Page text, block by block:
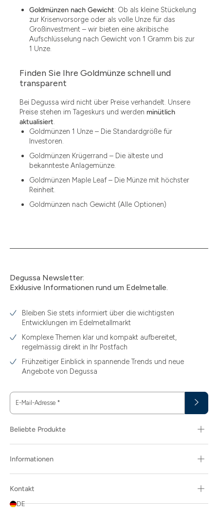
1.49
1.87
12.15
13.77
15.55
15.60
3.05
3.11
3.12
3.44
3.58
3.66
30
Goldmünzen nach Gewicht: Ob als kleine Stückelung
zur Krisenvorsorge oder als volle Unze für das
Großinvestment – wir bieten eine akribische
Aufschlüsselung nach Gewicht von 1 Gramm bis zur
1 Unze.
Finden Sie Ihre Goldmünze schnell und
transparent
Bei Degussa wird nicht über Preise verhandelt. Unsere
Preise stehen im Tageskurs und werden minütlich
aktualisiert.
Goldmünzen 1 Unze – Die Standardgröße für
Investoren.
Goldmünzen Krügerrand – Die älteste und
bekannteste Anlagemünze.
Goldmünzen Maple Leaf – Die Münze mit höchster
Reinheit.
Goldmünzen nach Gewicht (Alle Optionen)
Degussa Newsletter:
Exklusive Informationen rund um Edelmetalle.
Bleiben Sie stets informiert über die wichtigsten
Entwicklungen im Edelmetallmarkt
Komplexe Themen klar und kompakt aufbereitet,
regelmässig direkt in Ihr Postfach
Frühzeitiger Einblick in spannende Trends und neue
Angebote von Degussa
E-Mail-Adresse *
Beliebte Produkte
Informationen
Kontakt
DE